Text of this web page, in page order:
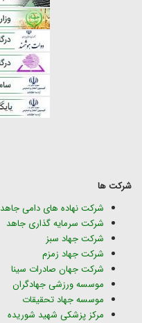
شرکت ها
شرکت نهاده های دامی جاهد
شرکت سرمایه گذاری جاهد
شرکت جهاد سبز
شرکت جهاد زمزم
شرکت جهان صادرات سینا
موسسه ورزشی جهادگران
موسسه جهاد تحقیقات
مرکز پزشکی شهید شوریده